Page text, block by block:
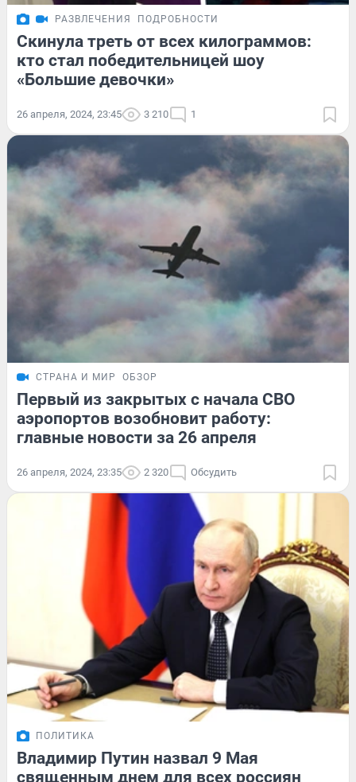
РАЗВЛЕЧЕНИЯ ПОДРОБНОСТИ
Скинула треть от всех килограммов:
кто стал победительницей шоу
«Большие девочки»
26 апреля, 2024, 23:45 3 210 1
СТРАНА И МИР ОБЗОР
Первый из закрытых с начала СВО
аэропортов возобновит работу:
главные новости за 26 апреля
26 апреля, 2024, 23:35 2 320 Обсудить
ПОЛИТИКА
Владимир Путин назвал 9 Мая
священным днем для всех россиян